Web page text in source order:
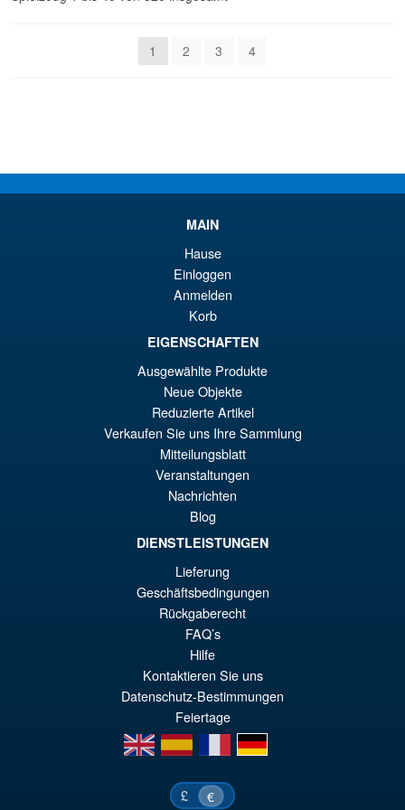
1 2 3 4
MAIN
Hause
Einloggen
Anmelden
Korb
EIGENSCHAFTEN
Ausgewählte Produkte
Neue Objekte
Reduzierte Artikel
Verkaufen Sie uns Ihre Sammlung
Mitteilungsblatt
Veranstaltungen
Nachrichten
Blog
DIENSTLEISTUNGEN
Lieferung
Geschäftsbedingungen
Rückgaberecht
FAQ’s
Hilfe
Kontaktieren Sie uns
Datenschutz-Bestimmungen
Feiertage
en
es fr de
£ €